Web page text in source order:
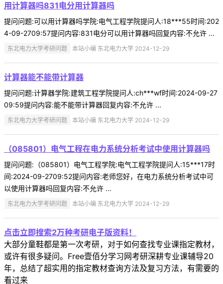
用计算器吗831电分用计算器吗
提问问题:可以用计算器吗学院:电气工程学院提问人:18***55时间:202
4-09-2709:57提问内容:831电分可以用计算器吗回复内容:不允许 ...
东北电力大学考研问题 本站小编 东北电力大学 2024-12-29
计算器能不能带计算器
提问问题:计算器学院:建筑工程学院提问人:ch***wf时间:2024-09-27
09:59提问内容:能不能带计算器回复内容:不允许 ...
东北电力大学考研问题 本站小编 东北电力大学 2024-12-29
（085801）电气工程在电力系统分析考试中使用计算器吗
提问问题:（085801）电气工程学院:电气工程学院提问人:15***17时
间:2024-09-2709:52提问内容:老师您好，在电力系统分析考试中可
以使用计算器吗回复内容:不允许 ...
东北电力大学考研问题 本站小编 东北电力大学 2024-12-29
点击立即搜索2万种考研电子版资料！
大部分童鞋都是第一次考研，对于如何查找专业课指定教材，
或许有很多疑问。Free壹佰分学习网考研深耕专业课辅导20
年，总结了超实用的指定教材查询方法及复习方法，有需要的
看过来